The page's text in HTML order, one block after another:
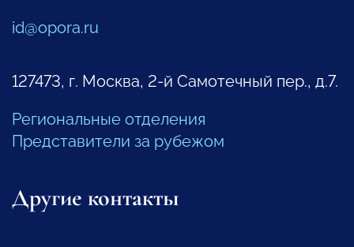
id@opora.ru
127473, г. Москва, 2-й Самотечный пер., д.7.
Региональные отделения
Представители за рубежом
Другие контакты